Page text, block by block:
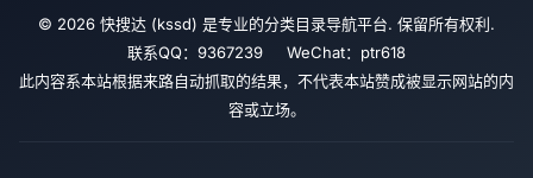
© 2026 快搜达 (kssd) 是专业的分类目录导航平台. 保留所有权利.
联系QQ：9367239 WeChat：ptr618
此内容系本站根据来路自动抓取的结果，不代表本站赞成被显示网站的内
容或立场。